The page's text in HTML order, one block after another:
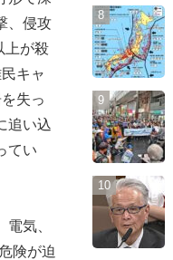
、侵攻
上が殺
キャ
失っ
追い込
てい
気、
険が迫